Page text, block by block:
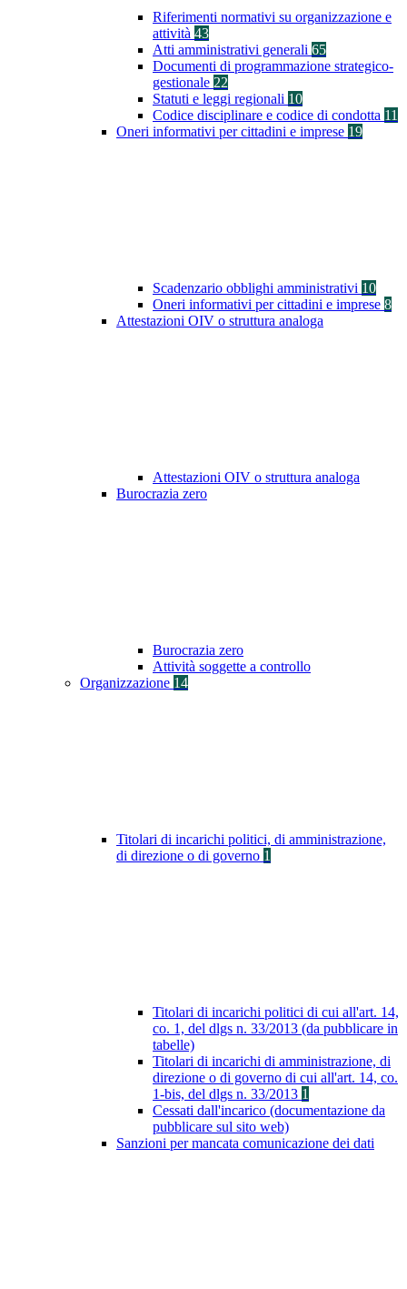
Riferimenti normativi su organizzazione e
attività 43
Atti amministrativi generali 65
Documenti di programmazione strategico-
gestionale 22
Statuti e leggi regionali 10
Codice disciplinare e codice di condotta 11
Oneri informativi per cittadini e imprese 19
Scadenzario obblighi amministrativi 10
Oneri informativi per cittadini e imprese 8
Attestazioni OIV o struttura analoga
Attestazioni OIV o struttura analoga
Burocrazia zero
Burocrazia zero
Attività soggette a controllo
Organizzazione 14
Titolari di incarichi politici, di amministrazione,
di direzione o di governo 1
Titolari di incarichi politici di cui all'art. 14,
co. 1, del dlgs n. 33/2013 (da pubblicare in
tabelle)
Titolari di incarichi di amministrazione, di
direzione o di governo di cui all'art. 14, co.
1-bis, del dlgs n. 33/2013 1
Cessati dall'incarico (documentazione da
pubblicare sul sito web)
Sanzioni per mancata comunicazione dei dati